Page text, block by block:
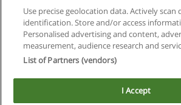
Reglas de uso
Privacidad de datos
Contactar con Educaedu
Copyright © Educaedu Business S.L. - CIF
www.educaedu.com.ar
Use precise geolocation data. Actively scan
identification. Store and/or access
Personalised advertising and content,
measurement, audience research and
List of Partners (vendors)
I Accept